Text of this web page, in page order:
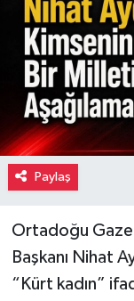
Paylaş
Ortadoğu
Başkanı Nihat
“Kürt kadın”